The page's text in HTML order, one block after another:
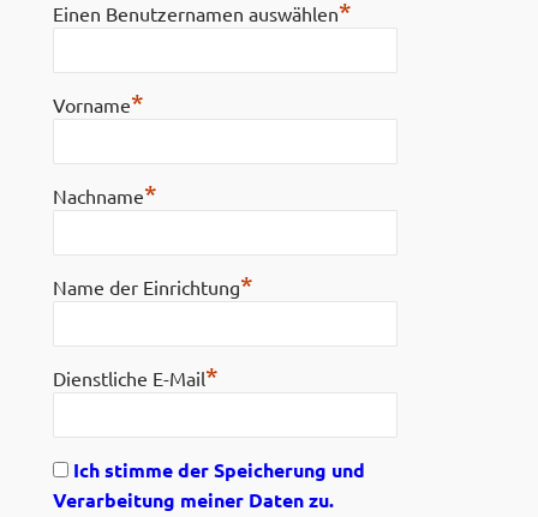
Einen Benutzernamen auswählen*
Vorname*
Nachname*
Name der Einrichtung*
Dienstliche E-Mail*
Ich stimme der Speicherung und
Verarbeitung meiner Daten zu.